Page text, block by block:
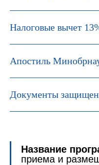
Налоговые вычет
Апостиль
Документы
Название
приема и